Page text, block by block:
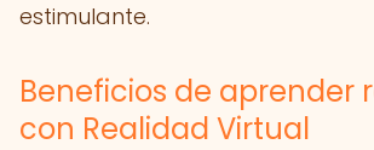
estimulante.
Beneficios de aprender
con Realidad Virtual